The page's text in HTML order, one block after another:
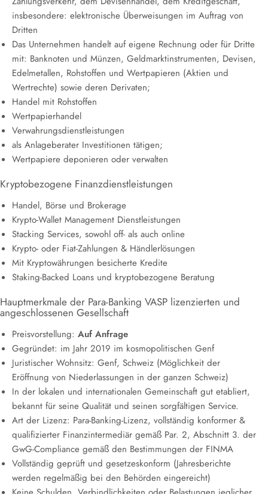
insbesondere: elektronische Überweisungen im Auftrag von
Dritten
Das Unternehmen handelt auf eigene Rechnung oder für Dritte
mit: Banknoten und Münzen, Geldmarktinstrumenten, Devisen,
Edelmetallen, Rohstoffen und Wertpapieren (Aktien und
Wertrechte) sowie deren Derivaten;
Handel mit Rohstoffen
Wertpapierhandel
Verwahrungsdienstleistungen
als Anlageberater Investitionen tätigen;
Wertpapiere deponieren oder verwalten
Kryptobezogene Finanzdienstleistungen
Handel, Börse und Brokerage
Krypto-Wallet Management Dienstleistungen
Stacking Services, sowohl off- als auch online
Krypto- oder Fiat-Zahlungen & Händlerlösungen
Mit Kryptowährungen besicherte Kredite
Staking-Backed Loans und kryptobezogene Beratung
Hauptmerkmale der Para-Banking VASP lizenzierten und
angeschlossenen Gesellschaft
Preisvorstellung: Auf Anfrage
Gegründet: im Jahr 2019 im kosmopolitischen Genf
Juristischer Wohnsitz: Genf, Schweiz (Möglichkeit der
Eröffnung von Niederlassungen in der ganzen Schweiz)
In der lokalen und internationalen Gemeinschaft gut etabliert,
bekannt für seine Qualität und seinen sorgfältigen Service.
Art der Lizenz: Para-Banking-Lizenz, vollständig konformer &
qualifizierter Finanzintermediär gemäß Par. 2, Abschnitt 3. der
GwG-Compliance gemäß den Bestimmungen der FINMA
Vollständig geprüft und gesetzeskonform (Jahresberichte
werden regelmäßig bei den Behörden eingereicht)